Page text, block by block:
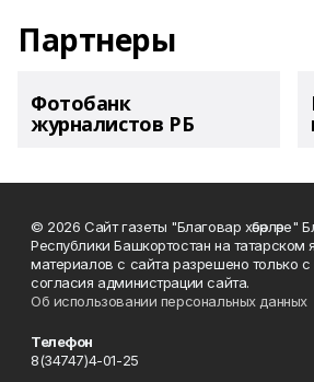
Партнеры
Фотобанк
журналистов РБ
© 2026 Сайт газеты "Благовар хәбәрләре"
Республики Башкортостан на татарском
материалов с сайта разрешено только с
согласия администрации сайта.
Об использовании персональных данных
Телефон
8(34747)4-01-25